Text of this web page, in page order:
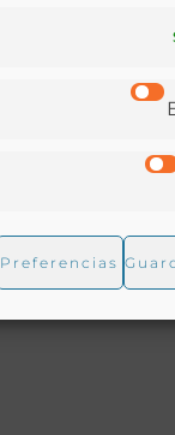
Preferencias